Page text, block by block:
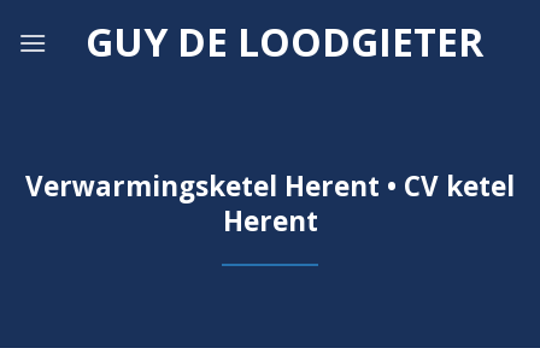
GUY DE LOODGIETER
Verwarmingsketel Herent • CV ketel
Herent